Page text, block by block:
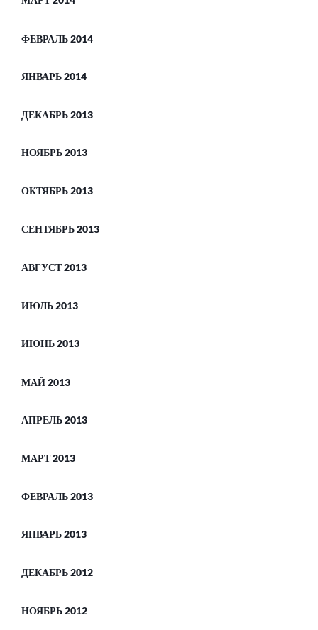
ФЕВРАЛЬ 2014
ЯНВАРЬ 2014
ДЕКАБРЬ 2013
НОЯБРЬ 2013
ОКТЯБРЬ 2013
СЕНТЯБРЬ 2013
АВГУСТ 2013
ИЮЛЬ 2013
ИЮНЬ 2013
МАЙ 2013
АПРЕЛЬ 2013
МАРТ 2013
ФЕВРАЛЬ 2013
ЯНВАРЬ 2013
ДЕКАБРЬ 2012
НОЯБРЬ 2012